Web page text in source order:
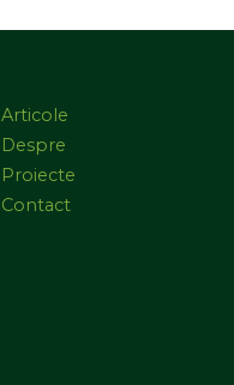
Articole
Despre
Proiecte
Contact